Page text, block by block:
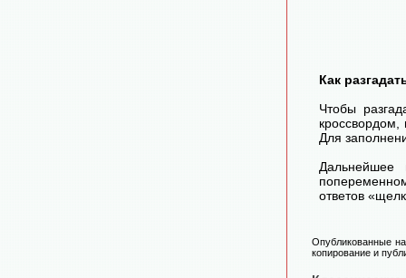
Как
Чтобы
кроссвордом,
Для
Дальнейшее
ответов
Опубликованные
копирование и